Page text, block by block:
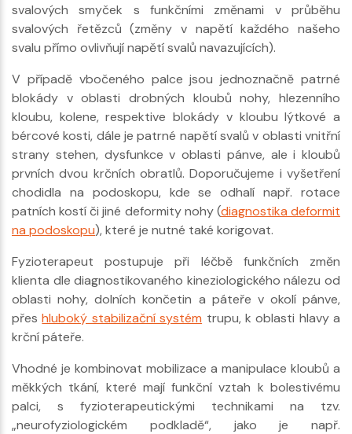
svalových smyček s funkčními změnami v průběhu
svalových řetězců (změny v napětí každého našeho
svalu přímo ovlivňují napětí svalů navazujících).
V případě vbočeného palce jsou jednoznačně patrné
blokády v oblasti drobných kloubů nohy, hlezenního
kloubu, kolene, respektive blokády v kloubu lýtkové a
bércové kosti, dále je patrné napětí svalů v oblasti vnitřní
strany stehen, dysfunkce v oblasti pánve, ale i kloubů
prvních dvou krčních obratlů. Doporučujeme i vyšetření
chodidla na podoskopu, kde se odhalí např. rotace
patních kostí či jiné deformity nohy (diagnostika deformit
na podoskopu), které je nutné také korigovat.
Fyzioterapeut postupuje při léčbě funkčních změn
klienta dle diagnostikovaného kineziologického nálezu od
oblasti nohy, dolních končetin a páteře v okolí pánve,
přeshluboký stabilizační systém trupu, k oblasti hlavy a
krční páteře.
Vhodné je kombinovat mobilizace a manipulace kloubů a
měkkých tkání, které mají funkční vztah k bolestivému
palci, s fyzioterapeutickými technikami na tzv.
„neurofyziologickém podkladě“, jako je např.